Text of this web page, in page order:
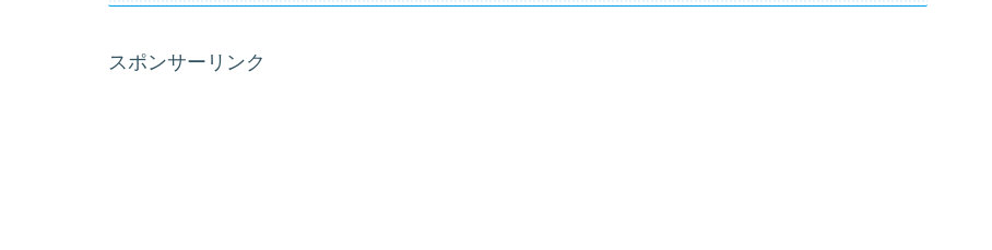
スポンサーリンク